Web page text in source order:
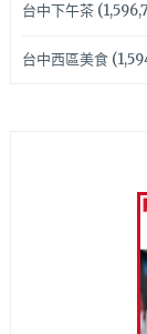
台中下午茶
台中西區美食